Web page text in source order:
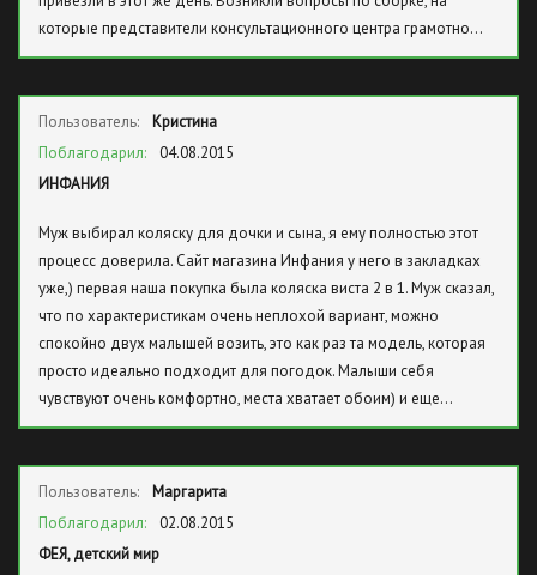
которые представители консультационного центра грамотно…
Пользователь:
Кристина
Поблагодарил:
04.08.2015
ИНФАНИЯ
Муж выбирал коляску для дочки и сына, я ему полностью этот
процесс доверила. Сайт магазина Инфания у него в закладках
уже,) первая наша покупка была коляска виста 2 в 1. Муж сказал,
что по характеристикам очень неплохой вариант, можно
спокойно двух малышей возить, это как раз та модель, которая
просто идеально подходит для погодок. Малыши себя
чувствуют очень комфортно, места хватает обоим) и еще…
Пользователь:
Маргарита
Поблагодарил:
02.08.2015
ФЕЯ, детский мир